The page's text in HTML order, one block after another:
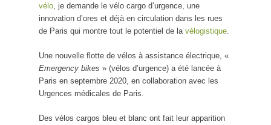
vélo , je demande le vélo cargo d’urgence, une
innovation d’ores et déjà en circulation dans les rues
de Paris qui montre tout le potentiel de la vélogistique
Une nouvelle flotte de vélos à assistance électrique, «
Emergency bikes » (vélos d’urgence) a été lancée à
Paris en septembre 2020, en collaboration avec les
Urgences médicales de Paris.
Des vélos cargos bleu et blanc ont fait leur apparition